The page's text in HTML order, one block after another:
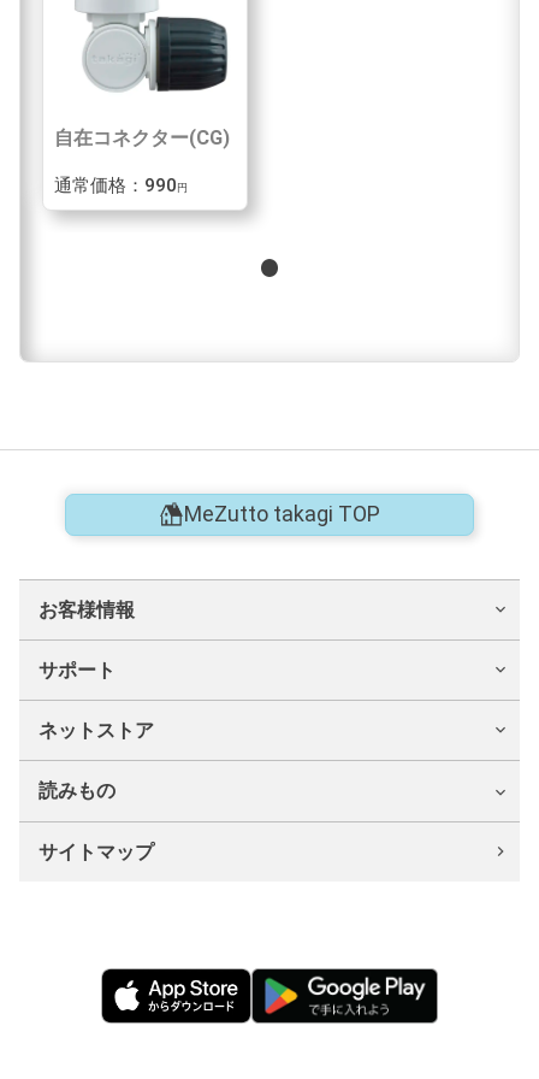
自在コネクター(CG)
通常価格：990円
MeZutto takagi TOP
お客様情報
サポート
ネットストア
読みもの
サイトマップ